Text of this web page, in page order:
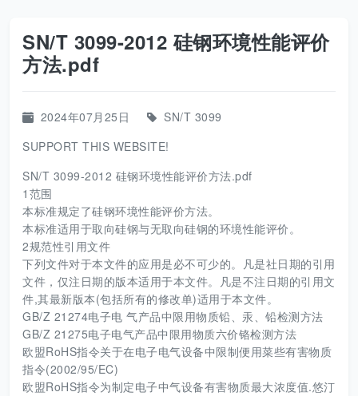
SN/T 3099-2012 硅钢环境性能评价
方法.pdf
2024年07月25日
SN/T 3099
SUPPORT THIS WEBSITE!
SN/T 3099-2012 硅钢环境性能评价方法.pdf
1范围
本标准规定了硅钢环境性能评价方法。
本标准适用于取向硅钢与无取向硅钢的环境性能评价。
2规范性引用文件
下列文件对于本文件的应用是必不可少的。凡是社日期的引用
文件，仅注日期的版本适用于本文件。凡是不注日期的引用文
件,其最新版本(包括所有的修改单)适用于本文件。
GB/Z 21274电子电 气产品中限用物质铅、汞、铅检测方法
GB/Z 21275电子电气产品中限用物质六价铬检测方法
欧盟RoHS指令关于在电子电气设备中限制便用菜些有害物质
指令(2002/95/EC)
欧盟RoHS指令为制定电子中气设备有害物质最大浓度值.悠汀